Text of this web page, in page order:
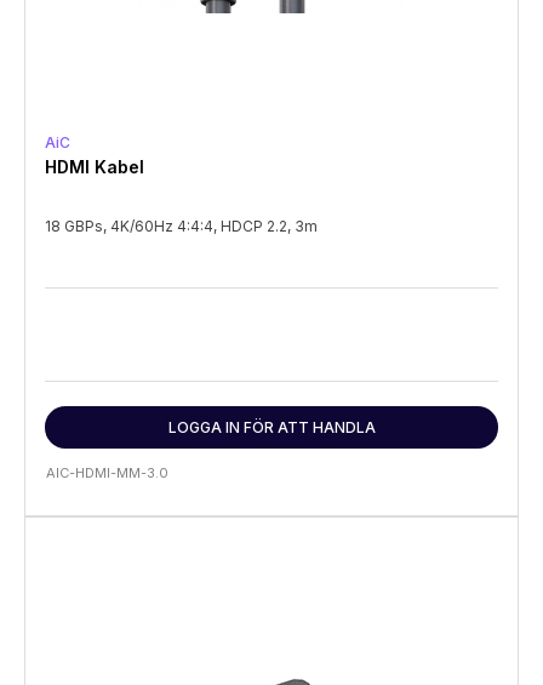
AiC
HDMI Kabel
18 GBPs, 4K/60Hz 4:4:4, HDCP 2.2, 3m
LOGGA IN FÖR ATT HANDLA
AIC-HDMI-MM-3.0